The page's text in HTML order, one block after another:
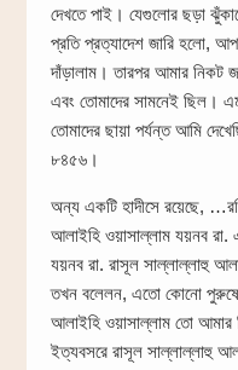
দেখতে পাই। যেগুলোর ছড়া
প্রতি প্রত্যাদেশ জারি হলো,
দাঁড়ালাম। তারপর আমার নিকট
এবং তোমাদের সামনেই ছিল।
তোমাদের ছায়া পর্যন্ত আমি
৮৪৫৬।
অন্য একটি হাদীসে রয়েছে,
আলাইহি ওয়াসাল্লাম যয়নব রা.
যয়নব রা. রাসূল সাল্লাল্লাহু
তখন বলেলন, এতো কোনো
আলাইহি ওয়াসাল্লাম তো
ইত্যবসরে রাসূল সাল্লাল্লাহু